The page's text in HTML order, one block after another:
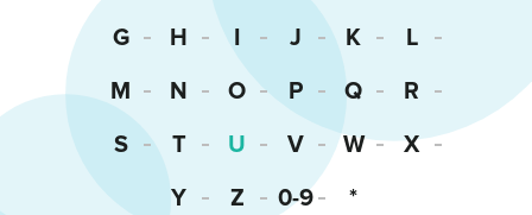
G
H I J K
L
M
N O P Q
R
S
T U V W
X
Y
Z 0-9 *